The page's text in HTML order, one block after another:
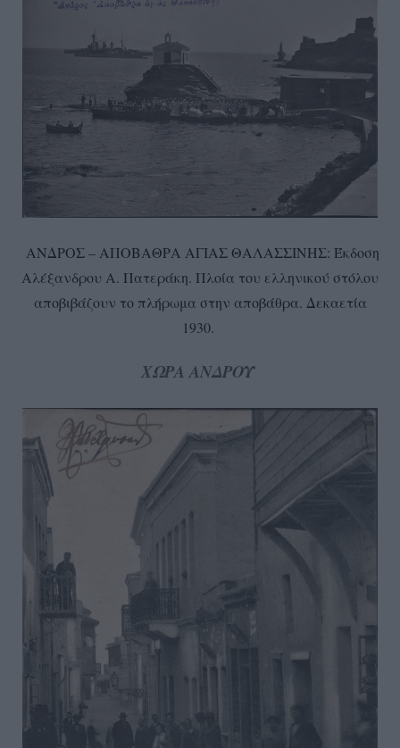
ΑΝΔΡΟΣ – ΑΠΟΒΑΘΡΑ ΑΓΙΑΣ ΘΑΛΑΣΣΙΝΗΣ: Έκδοση
Αλέξανδρου Α. Πατεράκη. Πλοία του ελληνικού στόλου
αποβιβάζουν το πλήρωμα στην αποβάθρα. Δεκαετία
1930.
ΧΩΡΑ ΑΝΔΡΟΥ